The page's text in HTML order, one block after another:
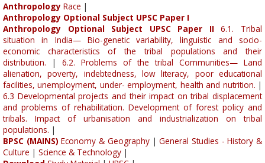
Anthropology Race |
Anthropology Optional Subject UPSC Paper I
Anthropology Optional Subject UPSC Paper II
6.1. Tribal
situation in India— Bio-genetic variability, linguistic and socio-
economic characteristics of the tribal populations and their
distribution. | 6.2. Problems of the tribal Communities— Land
alienation, poverty, indebtedness, low literacy, poor educational
facilities, unemployment, under- employment, health and nutrition. |
6.3 Developmental projects and their impact on tribal displacement
and problems of rehabilitation. Development of forest policy and
tribals. Impact of urbanisation and industrialization on tribal
populations. |
BPSC (MAINS) Economy & Geography|General Studies - History &
Culture | Science & Technology |